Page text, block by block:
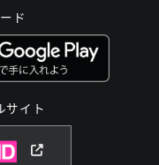
ド
イト